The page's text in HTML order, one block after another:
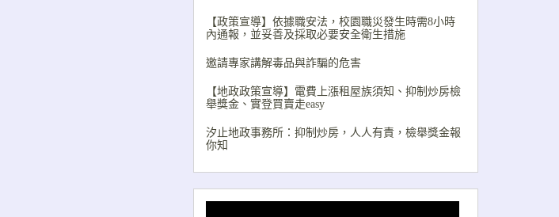
【政策宣導】依據職安法，校園職災發生時需8小時
內通報，並妥善及採取必要安全衛生措施
邀請專家講解毒品與詐騙的危害
【地政政策宣導】電費上漲租屋族須知、抑制炒房檢
舉獎金、實登買賣走easy
汐止地政事務所：抑制炒房，人人有責，檢舉獎金報
你知